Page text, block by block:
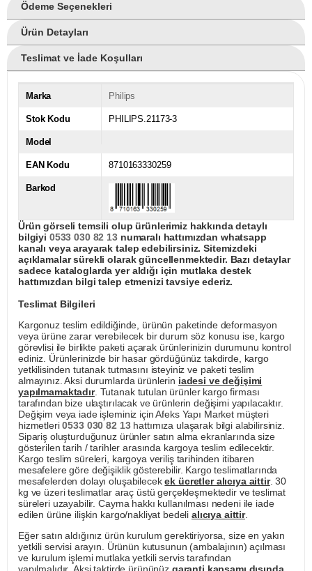
Ödeme Seçenekleri
Ürün Detayları
Teslimat ve İade Koşulları
Marka Philips
Stok Kodu PHILIPS.21173-3
Model
EAN Kodu 8710163330259
Barkod
Ürün görseli temsili olup ürünlerimiz hakkında detaylı
bilgiyi 0533 030 82 13numaralı hattımızdan whatsapp
kanalı veya arayarak talep edebilirsiniz. Sitemizdeki
açıklamalar sürekli olarak güncellenmektedir. Bazı detaylar
sadece kataloglarda yer aldığı için mutlaka destek
hattımızdan bilgi talep etmenizi tavsiye ederiz.
Teslimat Bilgileri
Kargonuz teslim edildiğinde, ürünün paketinde deformasyon
veya ürüne zarar verebilecek bir durum söz konusu ise, kargo
görevlisi ile birlikte paketi açarak ürünlerinizin durumunu kontrol
ediniz. Ürünlerinizde bir hasar gördüğünüz takdirde, kargo
yetkilisinden tutanak tutmasını isteyiniz ve paketi teslim
almayınız. Aksi durumlarda ürünlerin iadesi ve değişimi
yapılmamaktadır. Tutanak tutulan ürünler kargo firması
tarafından bize ulaştırılacak ve ürünlerin değişimi yapılacaktır.
Değişim veya iade işleminiz için Afeks Yapı Market müşteri
hizmetleri0533 030 82 13hattımıza ulaşarak bilgi alabilirsiniz.
Sipariş oluşturduğunuz ürünler satın alma ekranlarında size
gösterilen tarih / tarihler arasında kargoya teslim edilecektir.
Kargo teslim süreleri, kargoya veriliş tarihinden itibaren
mesafelere göre değişiklik gösterebilir. Kargo teslimatlarında
mesafelerden dolayı oluşabilecekek ücretler alıcıya aittir. 30
kg ve üzeri teslimatlar araç üstü gerçekleşmektedir ve teslimat
süreleri uzayabilir. Cayma hakkı kullanılması nedeni ile iade
edilen ürüne ilişkin kargo/nakliyat bedeli alıcıya aittir.
Eğer satın aldığınız ürün kurulum gerektiriyorsa, size en yakın
yetkili servisi arayın. Ürünün kutusunun (ambalajının) açılması
ve kurulum işlemi mutlaka yetkili servis tarafından